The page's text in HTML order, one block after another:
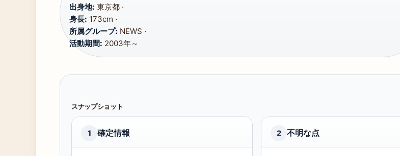
出身地: 東京都 ·
身長: 173cm ·
所属グループ: NEWS ·
活動期間: 2003年～
スナップショット
1 確定情報 2 不明な点